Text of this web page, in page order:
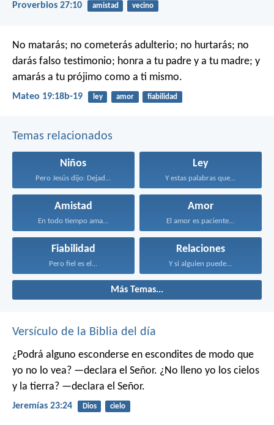
Proverbios 27:10 amistad vecino
No matarás; no cometerás adulterio; no hurtarás; no
darás falso testimonio; honra a tu padre y a tu madre; y
amarás a tu prójimo como a ti mismo.
Mateo 19:18b-19 ley amor fiabilidad
Temas relacionados
Niños
Pero Jesús dijo: Dejad...
Ley
Y estas palabras que...
Amistad
En todo tiempo ama...
Amor
El amor es paciente...
Fiabilidad
Pero fiel es el...
Relaciones
Y si alguien puede...
Más Temas...
Versículo de la Biblia del día
¿Podrá alguno esconderse en escondites de modo que
yo no lo vea? —declara el Señor. ¿No lleno yo los cielos
y la tierra? —declara el Señor.
Jeremías 23:24 Dios cielo